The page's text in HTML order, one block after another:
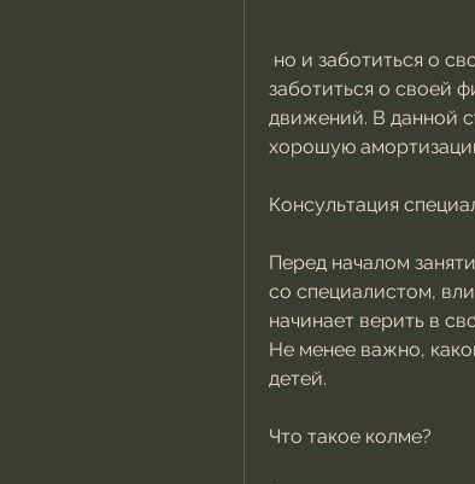
заботиться о своей
движений. В данной
хорошую
Консультация
Перед началом
со специалистом,
начинает верить в
Не менее важно,
детей.
Что такое колме?